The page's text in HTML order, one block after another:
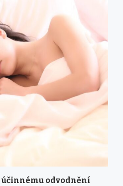
odvodnění